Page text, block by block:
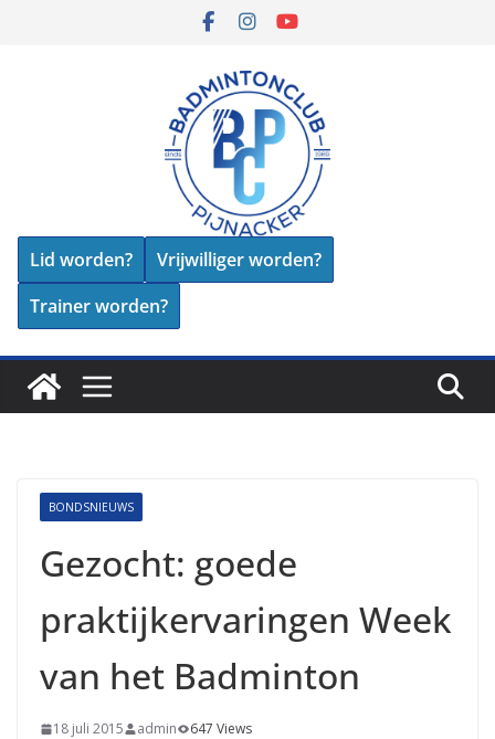
Lid worden?
Vrijwilliger worden?
Trainer worden?
BONDSNIEUWS
Gezocht: goede
praktijkervaringen Week
van het Badminton
18 juli 2015 admin 647 Views